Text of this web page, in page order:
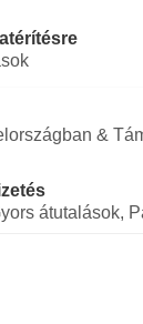
&
átutalások,